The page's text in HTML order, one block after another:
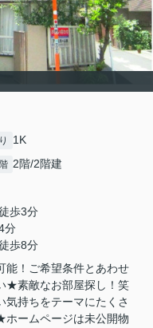
1K
2階/2階建
歩3分
分
歩8分
！ご希望条件とあわせ
★素敵なお部屋探し！笑
気持ちをテーマにたくさ
ームページは未公開物